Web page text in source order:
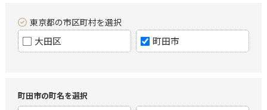
東京都の市区町村を選択
大田区 町田市
町田市の町名を選択